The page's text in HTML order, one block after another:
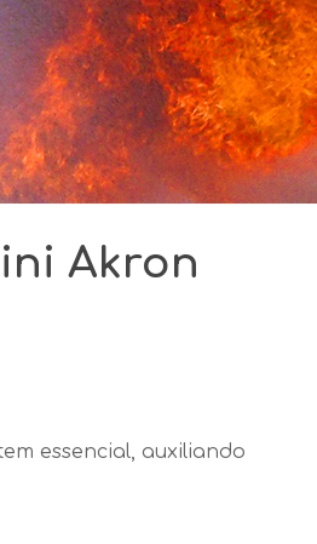
Akron
essencial, auxiliando